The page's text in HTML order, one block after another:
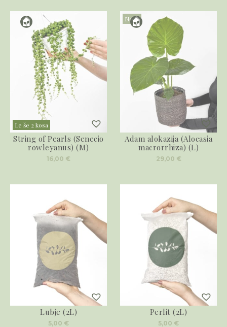
Le še 2 kosa
String of Pearls (Senecio
rowleyanus) (M)
16,00 €
Novo
Adam alokazija (Alocasia
macrorrhiza) (L)
29,00 €
Lubje (2L)
5,00 €
Perlit (2L)
5,00 €